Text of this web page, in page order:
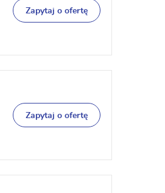
Zapytaj o ofertę
Zapytaj o ofertę